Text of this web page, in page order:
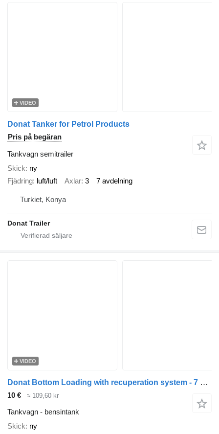
VIDEO
Donat Tanker for Petrol Products
Pris på begäran
Tankvagn semitrailer
Skick ny
Fjädring luft/luft Axlar 3 7 avdelning
Turkiet, Konya
Donat Trailer
VIDEO
Donat Bottom Loading with recuperation system - 7 compartments
10 € ≈ 109,60 kr
Tankvagn - bensintank
Skick ny